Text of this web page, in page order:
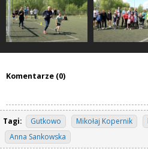
Komentarze (0)
Tagi: Gutkowo Mikołaj Kopernik
Anna Sankowska